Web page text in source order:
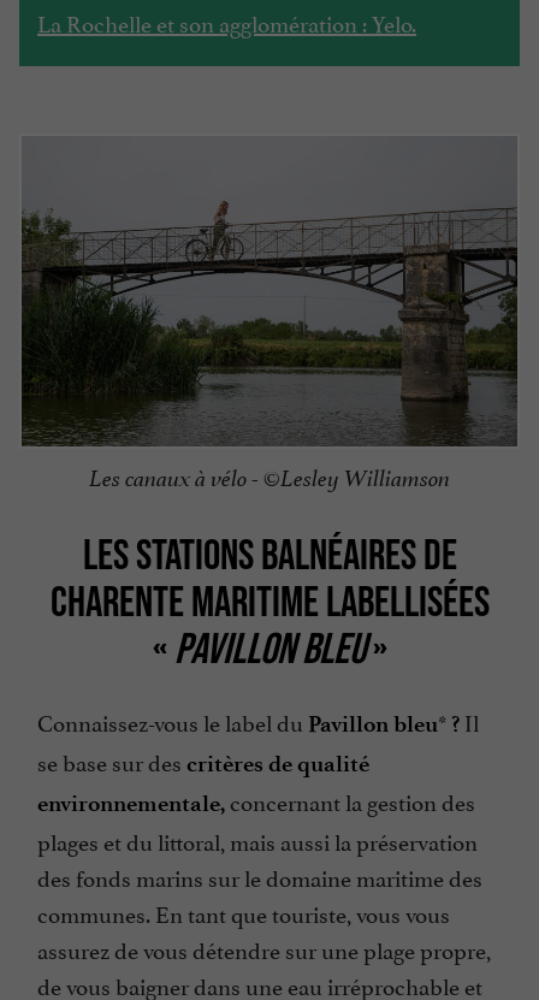
La Rochelle et son agglomération : Yelo.
Les canaux à vélo - ©Lesley Williamson
LES STATIONS BALNÉAIRES DE
CHARENTE MARITIME LABELLISÉES
« PAVILLON BLEU»
Connaissez-vous le label du Pavillon bleu*? Il
se base sur des critères de qualité
environnementale, concernant la gestion des
plages et du littoral, mais aussi la préservation
des fonds marins sur le domaine maritime des
communes. En tant que touriste, vous vous
assurez de vous détendre sur une plage propre,
de vous baigner dans une eau irréprochable et